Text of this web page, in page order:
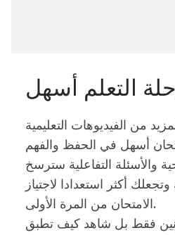
التعلم أسهل
من الفيديوهات التعليمية
والأسئلة التفاعلية سترسخ
أكثر استعدادا لاجتياز
الامتحان من المرة الأولى.
فقط بل شاهد كيف تطبق